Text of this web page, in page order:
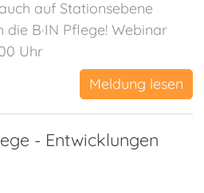
auf Stationsebene
B·IN Pflege! Webinar
Uhr
Meldung lesen
- Entwicklungen